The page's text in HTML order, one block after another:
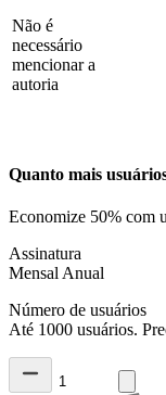
Não é
necessário
mencionar a
autoria
Quanto mais
Economize 50% com
Assinatura
Mensal Anual
Número de usuários
Até 1000 usuários.